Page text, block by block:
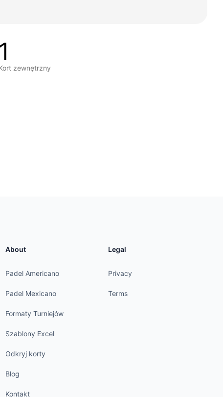
1
zewnętrzny
About
Padel Americano
Padel Mexicano
Formaty Turniejów
Szablony Excel
Odkryj korty
Blog
Kontakt
Legal
Privacy
Terms